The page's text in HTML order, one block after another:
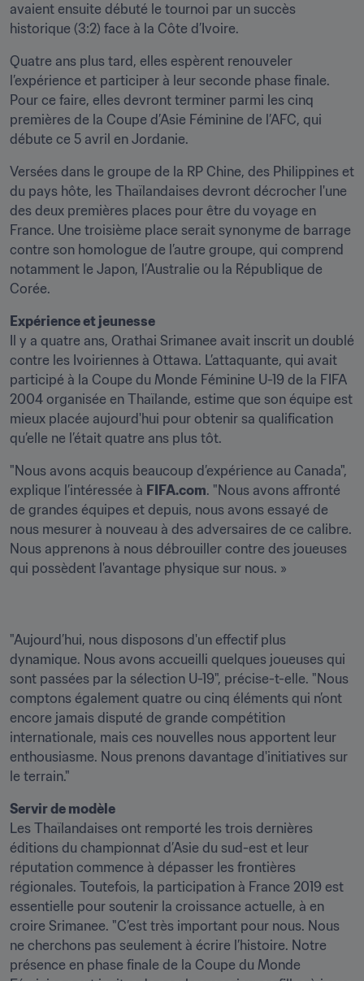
avaient ensuite débuté le tournoi par un succès
historique (3:2) face à la Côte d’Ivoire.
Quatre ans plus tard, elles espèrent renouveler
l’expérience et participer à leur seconde phase finale.
Pour ce faire, elles devront terminer parmi les cinq
premières de la Coupe d’Asie Féminine de l’AFC, qui
débute ce 5 avril en Jordanie.
Versées dans le groupe de la RP Chine, des Philippines et
du pays hôte, les Thaïlandaises devront décrocher l'une
des deux premières places pour être du voyage en
France. Une troisième place serait synonyme de barrage
contre son homologue de l’autre groupe, qui comprend
notamment le Japon, l’Australie ou la République de
Corée.
Il y a quatre ans, Orathai Srimanee avait inscrit un doublé
contre les Ivoiriennes à Ottawa. L’attaquante, qui avait
participé à la Coupe du Monde Féminine U-19 de la FIFA
2004 organisée en Thaïlande, estime que son équipe est
mieux placée aujourd'hui pour obtenir sa qualification
qu’elle ne l’était quatre ans plus tôt.
"Nous avons acquis beaucoup d’expérience au Canada",
explique l’intéressée à FIFA.com. "Nous avons affronté
de grandes équipes et depuis, nous avons essayé de
nous mesurer à nouveau à des adversaires de ce calibre.
Nous apprenons à nous débrouiller contre des joueuses
qui possèdent l'avantage physique sur nous. »
"Aujourd’hui, nous disposons d'un effectif plus
dynamique. Nous avons accueilli quelques joueuses qui
sont passées par la sélection U-19", précise-t-elle. "Nous
comptons également quatre ou cinq éléments qui n’ont
encore jamais disputé de grande compétition
internationale, mais ces nouvelles nous apportent leur
enthousiasme. Nous prenons davantage d'initiatives sur
le terrain."
Les Thaïlandaises ont remporté les trois dernières
éditions du championnat d’Asie du sud-est et leur
réputation commence à dépasser les frontières
régionales. Toutefois, la participation à France 2019 est
essentielle pour soutenir la croissance actuelle, à en
croire Srimanee. "C’est très important pour nous. Nous
ne cherchons pas seulement à écrire l’histoire. Notre
présence en phase finale de la Coupe du Monde